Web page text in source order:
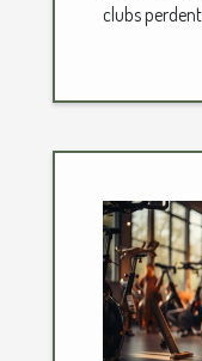
clubs